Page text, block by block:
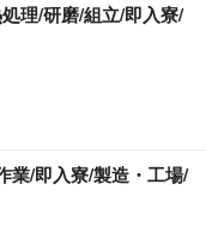
理/研磨/組立/即入寮/
業/即入寮/製造・工場/